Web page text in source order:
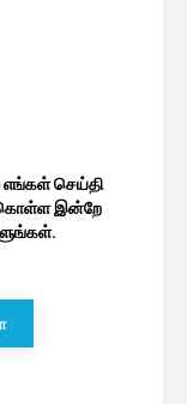
எங்கள் செய்தி
இன்றே